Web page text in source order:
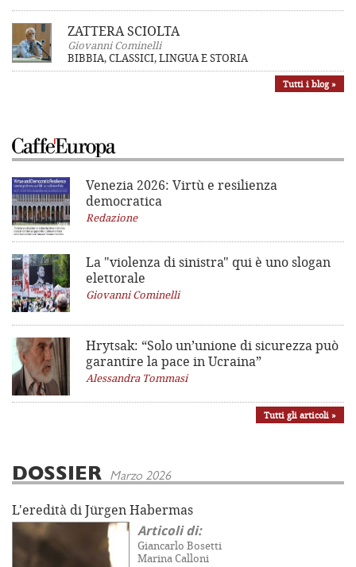
ZATTERA SCIOLTA
Giovanni Cominelli
BIBBIA, CLASSICI, LINGUA E STORIA
Tutti i blog »
Venezia 2026: Virtù e resilienza
democratica
Redazione
La "violenza di sinistra" qui è uno slogan
elettorale
Giovanni Cominelli
Hrytsak: “Solo un’unione di sicurezza può
garantire la pace in Ucraina”
Alessandra Tommasi
Tutti gli articoli »
DOSSIER Marzo 2026
L'eredità di Jürgen Habermas
Articoli di:
Giancarlo Bosetti
Marina Calloni